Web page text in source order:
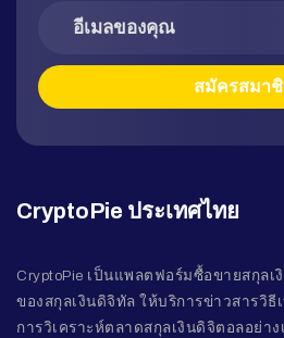
CryptoPie ประเทศไทย
CryptoPie เป็นแพลตฟอร์มซื้อขายสกุล
ของสกุลเงินดิจิทัล ให้บริการข่าวสารวิ
การวิเคราะห์ตลาดสกุลเงินดิจิตอลอย่า